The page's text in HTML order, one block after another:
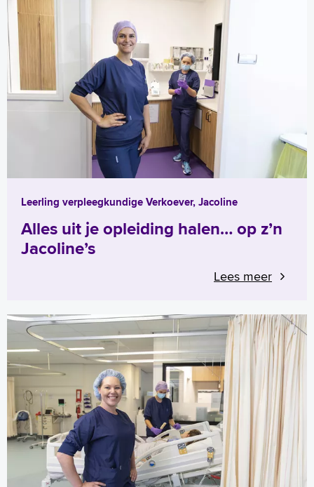
Leerling verpleegkundige Verkoever, Jacoline
Alles uit je opleiding halen… op z’n
Jacoline’s
Lees meer